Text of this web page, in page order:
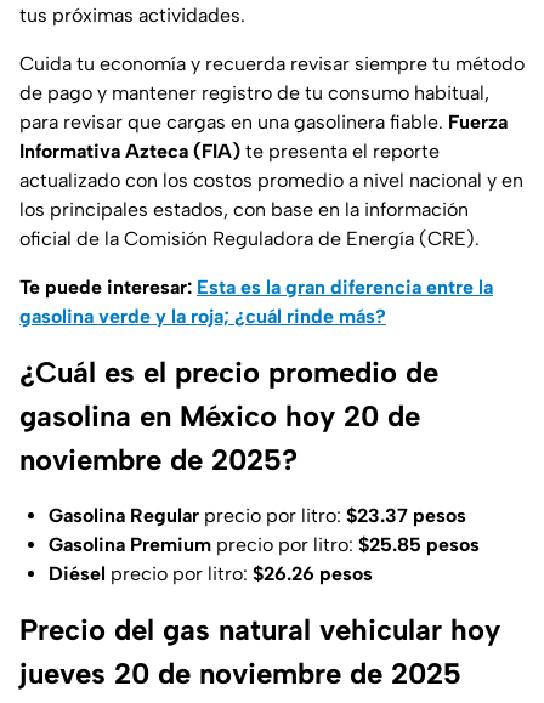
tus próximas actividades.
Cuida tu economía y recuerda revisar siempre tu método
de pago y mantener registro de tu consumo habitual,
para revisar que cargas en una gasolinera fiable. Fuerza
Informativa Azteca (FIA) te presenta el reporte
actualizado con los costos promedio a nivel nacional y en
los principales estados, con base en la información
oficial de la Comisión Reguladora de Energía (CRE).
Te puede interesar: Esta es la gran diferencia entre la
gasolina verde y la roja; ¿cuál rinde más?
¿Cuál es el precio promedio de
gasolina en México hoy 20 de
noviembre de 2025?
Gasolina Regular precio por litro: $23.37 pesos
Gasolina Premium precio por litro: $25.85 pesos
Diésel precio por litro: $26.26 pesos
Precio del gas natural vehicular hoy
jueves 20 de noviembre de 2025